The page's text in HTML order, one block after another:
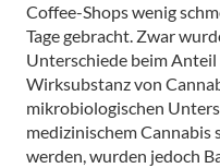
Coffee-Shops wenig
Tage gebracht. Zwar
Unterschiede beim
Wirksubstanz von
mikrobiologischen
medizinischem
werden, wurden jedoch